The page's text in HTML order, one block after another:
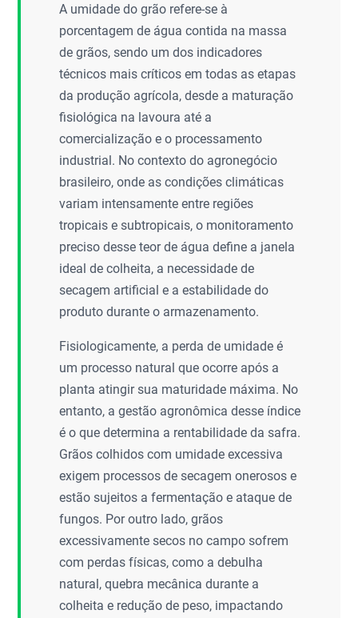
A umidade do grão refere-se à
porcentagem de água contida na massa
de grãos, sendo um dos indicadores
técnicos mais críticos em todas as etapas
da produção agrícola, desde a maturação
fisiológica na lavoura até a
comercialização e o processamento
industrial. No contexto do agronegócio
brasileiro, onde as condições climáticas
variam intensamente entre regiões
tropicais e subtropicais, o monitoramento
preciso desse teor de água define a janela
ideal de colheita, a necessidade de
secagem artificial e a estabilidade do
produto durante o armazenamento.
Fisiologicamente, a perda de umidade é
um processo natural que ocorre após a
planta atingir sua maturidade máxima. No
entanto, a gestão agronômica desse índice
é o que determina a rentabilidade da safra.
Grãos colhidos com umidade excessiva
exigem processos de secagem onerosos e
estão sujeitos a fermentação e ataque de
fungos. Por outro lado, grãos
excessivamente secos no campo sofrem
com perdas físicas, como a debulha
natural, quebra mecânica durante a
colheita e redução de peso, impactando